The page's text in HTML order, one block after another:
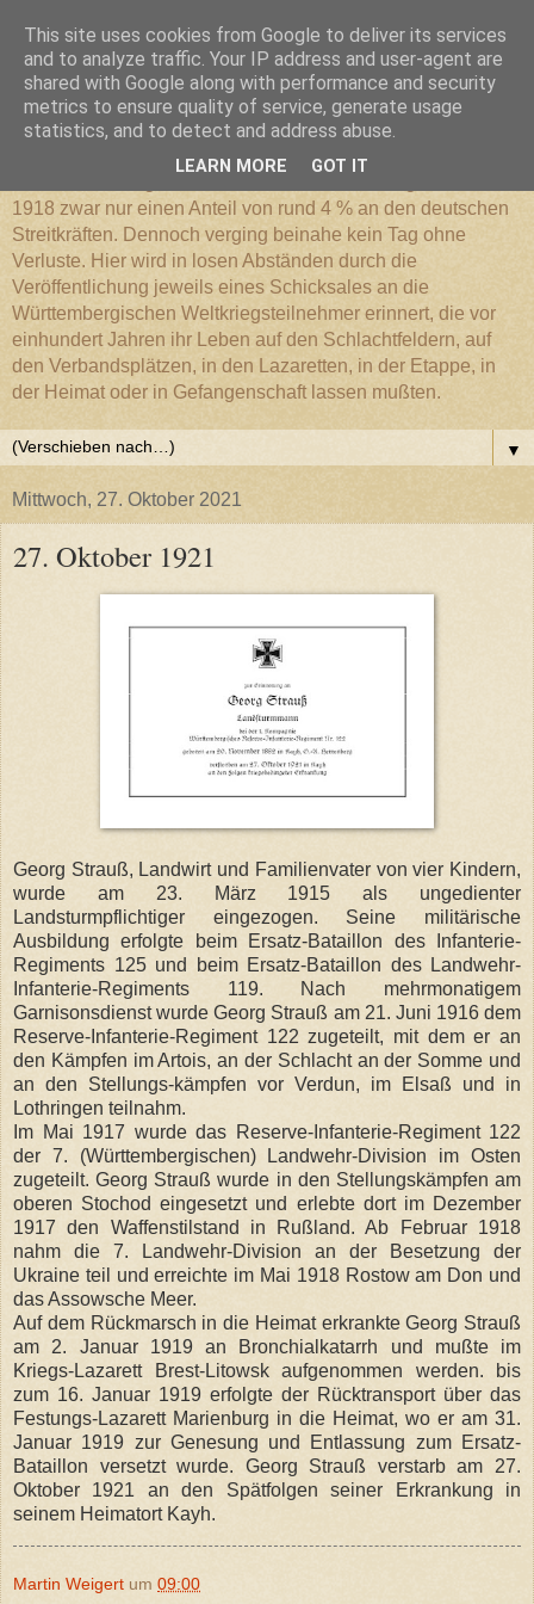
Württembergischer
Weltkriegs-Blog
1918 zwar nur einen Anteil von rund 4 % an den deutschen
Streitkräften. Dennoch verging beinahe kein Tag ohne
Verluste. Hier wird in losen Abständen durch die
Veröffentlichung jeweils eines Schicksales an die
Württembergischen Weltkriegsteilnehmer erinnert, die vor
einhundert Jahren ihr Leben auf den Schlachtfeldern, auf
den Verbandsplätzen, in den Lazaretten, in der Etappe, in
der Heimat oder in Gefangenschaft lassen mußten.
▼
Mittwoch, 27. Oktober 2021
27. Oktober 1921
Georg Strauß, Landwirt und Familienvater von vier Kindern,
wurde am 23. März 1915 als ungedienter
Landsturmpflichtiger eingezogen. Seine militärische
Ausbildung erfolgte beim Ersatz-Bataillon des Infanterie-
Regiments 125 und beim Ersatz-Bataillon des Landwehr-
Infanterie-Regiments 119. Nach mehrmonatigem
Garnisonsdienst wurde Georg Strauß am 21. Juni 1916 dem
Reserve-Infanterie-Regiment 122 zugeteilt, mit dem er an
den Kämpfen im Artois, an der Schlacht an der Somme und
an den Stellungs-kämpfen vor Verdun, im Elsaß und in
Lothringen teilnahm.
Im Mai 1917 wurde das Reserve-Infanterie-Regiment 122
der 7. (Württembergischen) Landwehr-Division im Osten
zugeteilt. Georg Strauß wurde in den Stellungskämpfen am
oberen Stochod eingesetzt und erlebte dort im Dezember
1917 den Waffenstilstand in Rußland. Ab Februar 1918
nahm die 7. Landwehr-Division an der Besetzung der
Ukraine teil und erreichte im Mai 1918 Rostow am Don und
das Assowsche Meer.
Auf dem Rückmarsch in die Heimat erkrankte Georg Strauß
am 2. Januar 1919 an Bronchialkatarrh und mußte im
Kriegs-Lazarett Brest-Litowsk aufgenommen werden. bis
zum 16. Januar 1919 erfolgte der Rücktransport über das
Festungs-Lazarett Marienburg in die Heimat, wo er am 31.
Januar 1919 zur Genesung und Entlassung zum Ersatz-
Bataillon versetzt wurde. Georg Strauß verstarb am 27.
Oktober 1921 an den Spätfolgen seiner Erkrankung in
seinem Heimatort Kayh.
Martin Weigert um 09:00
This site uses cookies from Google to deliver its services
and to analyze traffic. Your IP address and user-agent are
shared with Google along with performance and security
metrics to ensure quality of service, generate usage
statistics, and to detect and address abuse.
LEARN MORE GOT IT